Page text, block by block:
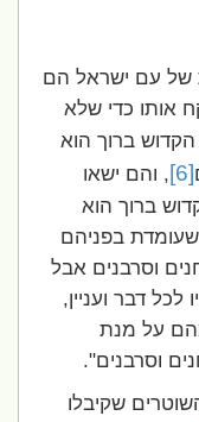
עם ישראל הם
כדי שלא
ברוך הוא
, והם ישאו
ברוך הוא
בפניהם
וסרבנים אבל
דבר ועניין,
על מנת
וסרבנים".
שקיבלו